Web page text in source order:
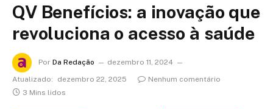
QV Benefícios: a inovação que
revoluciona o acesso à saúde
Por Da Redação
dezembro 11, 2024
Atualizado:
dezembro 22, 2025
Nenhum comentário
3 Mins lidos